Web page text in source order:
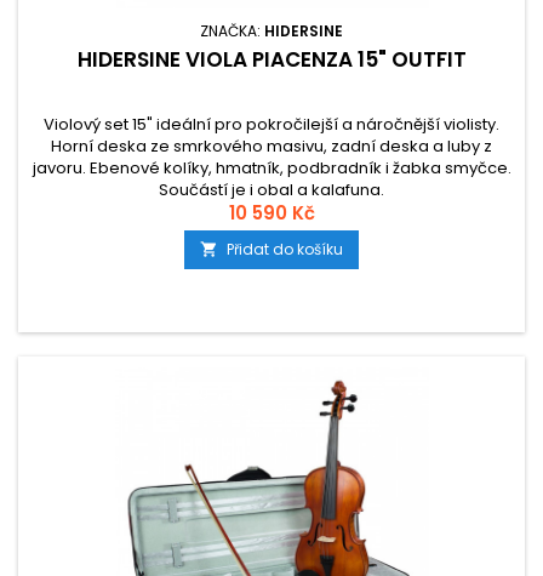
ZNAČKA: HIDERSINE
HIDERSINE VIOLA PIACENZA 15" OUTFIT
Violový set 15" ideální pro pokročilejší a náročnější violisty.
Horní deska ze smrkového masivu, zadní deska a luby z
javoru. Ebenové kolíky, hmatník, podbradník i žabka smyčce.
Součástí je i obal a kalafuna.
10 590 Kč
 Přidat do košíku